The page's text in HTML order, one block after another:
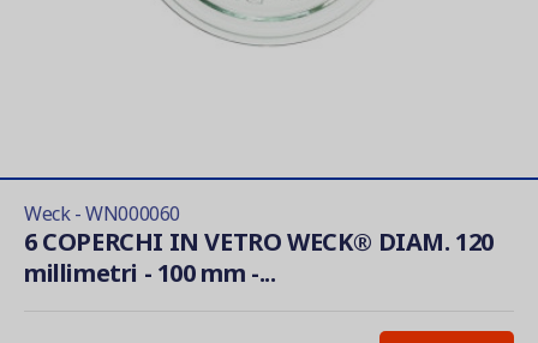
Weck - WN000060
6 COPERCHI IN VETRO WECK® DIAM. 120
millimetri - 100 mm -...